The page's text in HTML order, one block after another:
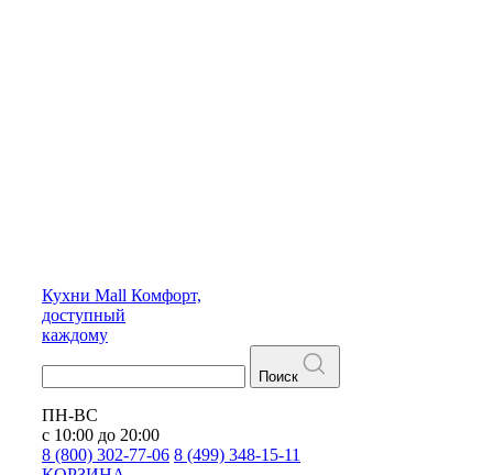
Кухни Mall Комфорт,
доступный
каждому
Поиск
ПН-ВС
с 10:00 до 20:00
8 (800) 302-77-06 8 (499) 348-15-11